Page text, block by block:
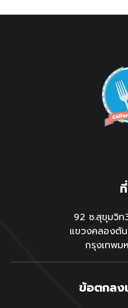
92 ซ.สุขุมวิ
แขวงคลองตั
กรุงเทพม
ข้อตกลง